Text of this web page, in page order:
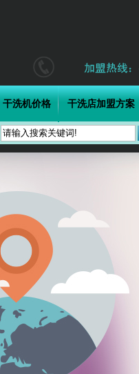
干洗机价格 干洗店加盟方案